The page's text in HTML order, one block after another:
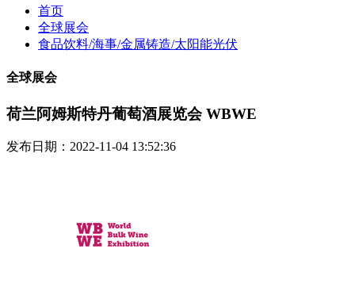
首页
全球展会
食品饮料/海事/金属铸造/太阳能光伏
全球展会
荷兰阿姆斯特丹葡萄酒展览会 WBWE
发布日期：2022-11-04 13:52:36